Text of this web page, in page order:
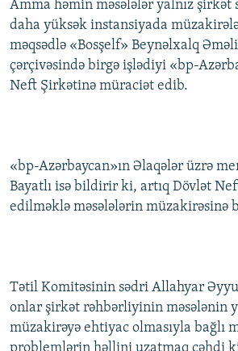
Amma həmin məsələlər yalnız şirkət
daha yüksək instansiyada
məqsədlə «Bosşelf» Beynəlxalq
çərçivəsində birgə işlədiyi «bp-
Neft Şirkətinə müraciət edib.
«bp-Azərbaycan»ın Əlaqələr üzrə
Bayatlı isə bildirir ki, artıq Dövlət
edilməklə məsələlərin müzakirəsinə
Tətil Komitəsinin sədri Allahyar
onlar şirkət rəhbərliyinin məsələnin
müzakirəyə ehtiyac olmasıyla bağlı